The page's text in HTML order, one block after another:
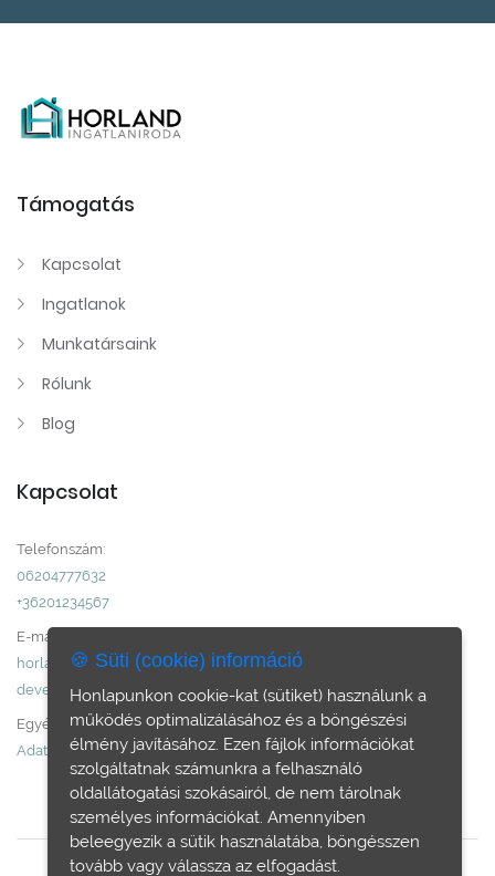
Támogatás
Kapcsolat
Ingatlanok
Munkatársaink
Rólunk
Blog
Kapcsolat
Telefonszám:
06204777632
+36201234567
E-mail:
horlandiroda@gmail.com
develop@dummy.com
Egyéb:
Adatvédelem
🍪 Süti (cookie) információ
Honlapunkon cookie-kat (sütiket) használunk a
működés optimalizálásához és a böngészési
élmény javításához. Ezen fájlok információkat
szolgáltatnak számunkra a felhasználó
oldallátogatási szokásairól, de nem tárolnak
személyes információkat. Amennyiben
beleegyezik a sütik használatába, böngésszen
tovább vagy válassza az elfogadást.